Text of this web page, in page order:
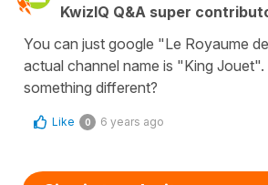
KwizIQ Q&A super
You can just google "Le Royaume
actual channel name is "King Jouet".
something different?
Like 0 6 years ago